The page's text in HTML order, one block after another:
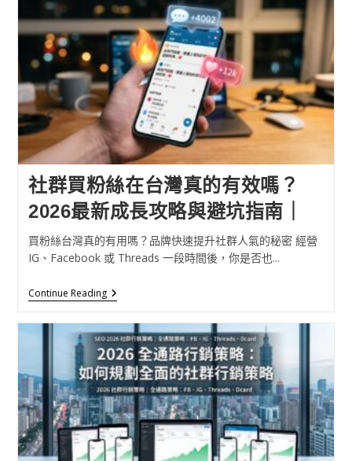
社群買粉絲在台灣真的有效嗎？
2026最新成長攻略與避坑指南｜
買粉絲台灣真的有用嗎？品牌快速提升社群人氣的秘密 經營
IG、Facebook 或 Threads 一段時間後，你是否也...
Continue Reading